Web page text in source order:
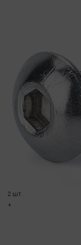
2 шт.
+